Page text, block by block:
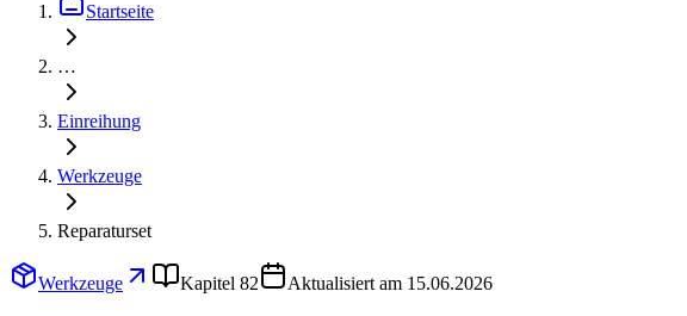
Startseite
…
Einreihung
Werkzeuge
Reparaturset
Werkzeuge Kapitel 82 Aktualisiert am 15.06.2026